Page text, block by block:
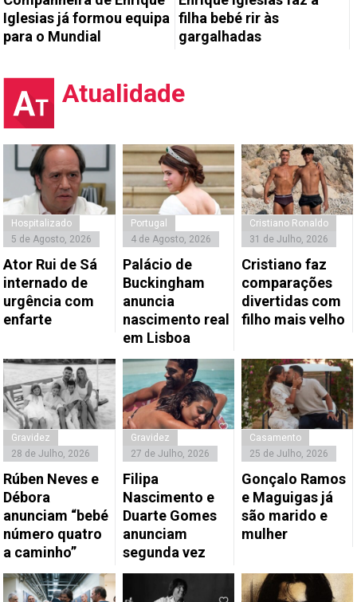
Iglesias já formou equipa
para o Mundial
filha bebé rir às
gargalhadas
Atualidade
Hospitalizado
5 de Agosto, 2026
Ator Rui de Sá
internado de
urgência com
enfarte
Portugal
4 de Agosto, 2026
Palácio de
Buckingham
anuncia
nascimento real
em Lisboa
Cristiano Ronaldo
31 de Julho, 2026
Cristiano faz
comparações
divertidas com
filho mais velho
Gravidez
28 de Julho, 2026
Rúben Neves e
Débora
anunciam “bebé
número quatro
a caminho”
Gravidez
27 de Julho, 2026
Filipa
Nascimento e
Duarte Gomes
anunciam
segunda vez
Casamento
25 de Julho, 2026
Gonçalo Ramos
e Maguigas já
são marido e
mulher